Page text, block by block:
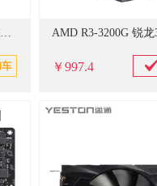
英特尔 赛扬G5905 2核 盒装CPU处理器（单位：个）
￥997.4